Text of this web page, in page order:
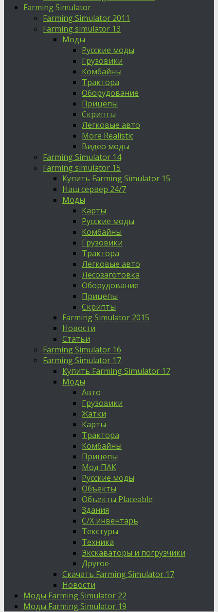
Farming Simulator
Farming Simulator 2011
Farming simulator 13
Моды
Русские моды
Грузовики
Комбайны
Трактора
Оборудование
Прицепы
Скрипты
Легковые авто
More Realistic
Видео моды
Farming Simulator 14
Farming simulator 15
Купить Farming Simulator 15
Наш сервер 24/7
Моды
Карты
Русские моды
Комбайны
Грузовики
Трактора
Легковые авто
Лесозаготовка
Оборудование
Прицепы
Скрипты
Farming Simulator 2015
Новости
Статьи
Farming Simulator 16
Farming Simulator 17
Купить Farming Simulator 17
Моды
Авто
Грузовики
Жатки
Карты
Трактора
Комбайны
Прицепы
Мод ПАК
Русские моды
Объекты
Объекты Placeable
Здания
С/Х инвентарь
Текстуры
Техника
Экскаваторы и погрузчики
Другое
Скачать Farming Simulator 17
Новости
Моды Farming Simulator 22
Моды Farming Simulator 19